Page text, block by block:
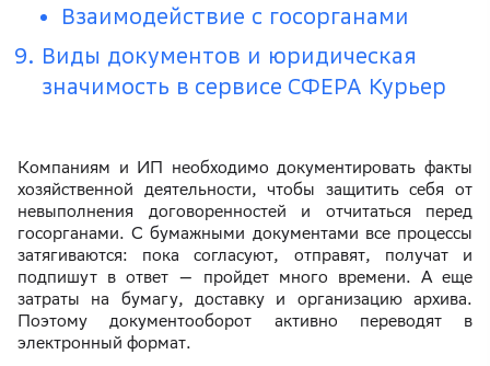
Взаимодействие с госорганами
Виды документов и юридическая
значимость в сервисе СФЕРА Курьер
Компаниям и ИП необходимо документировать факты
хозяйственной деятельности, чтобы защитить себя от
невыполнения договоренностей и отчитаться перед
госорганами. С бумажными документами все процессы
затягиваются: пока согласуют, отправят, получат и
подпишут в ответ — пройдет много времени. А еще
затраты на бумагу, доставку и организацию архива.
Поэтому документооборот активно переводят в
электронный формат.